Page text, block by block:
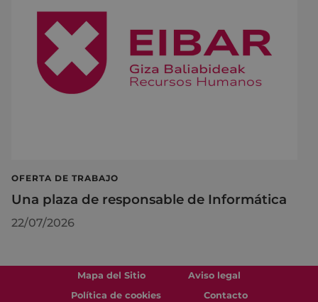
OFERTA DE TRABAJO
Una plaza de responsable de Informática
22/07/2026
Mapa del Sitio
Aviso legal
Política de cookies
Contacto